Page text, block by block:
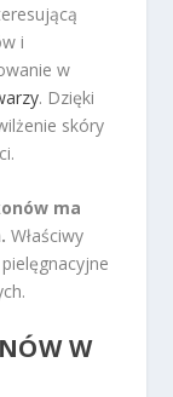
i
w
. Dzięki
skóry
ma
Właściwy
W